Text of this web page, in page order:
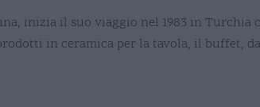
inizia il suo viaggio nel 1983 in
in ceramica per la tavola, il buffet,